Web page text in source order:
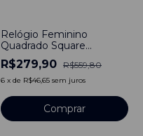
Relógio Feminino
Quadrado Square
Cambridge Silver Pulseira
de Nylon Nato Otan
40mm Aço Inoxidável
R$279,90 R$559,80
6 x de R$46,65 sem juros
Comprar